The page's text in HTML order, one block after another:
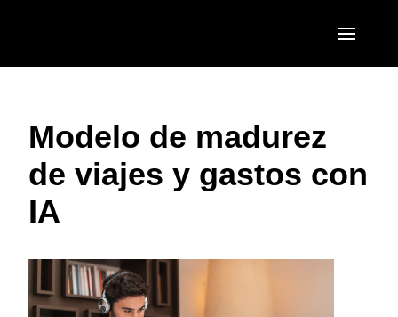
United States (English)
Canada (English)
EUROPE
United Kingdom (English)
ASIA PACIFIC
Modelo de madurez
de viajes y gastos con
IA